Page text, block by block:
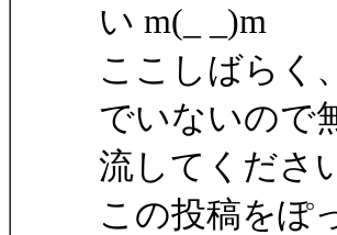
い m(_ _)m
ここしばらく
でいないので
流してくださ
この投稿をぽ